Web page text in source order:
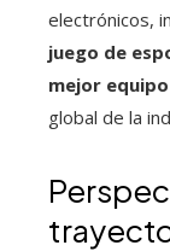
electrónicos,
juego de
mejor
global de la